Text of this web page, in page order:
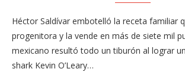
Héctor Saldívar embotelló la receta ​familiar
progenitora y la vende en más de siete mil
mexicano resultó todo un tiburón al lograr
shark Kevin O’Leary…